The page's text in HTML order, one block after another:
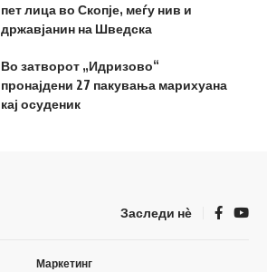
пет лица во Скопје, меѓу нив и
државјанин на Шведска
Во затворот „Идризово“
пронајдени 27 пакувања марихуана
кај осуденик
Заследи нѐ
Маркетинг